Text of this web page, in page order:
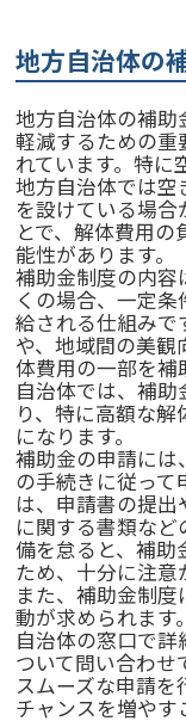
地方自治体の
地方自治体の補助
軽減するための重
れています。特に
地方自治体では空
を設けている場合
とで、解体費用
能性があります。
補助金制度の内容
くの場合、一定
給される仕組みで
や、地域間の美
体費用の一部を補
自治体では、補
り、特に高額な
になります。
補助金の申請には
の手続きに従って
は、申請書の提
に関する書類な
備を怠ると、補助
ため、十分に注意
また、補助金制
動が求められます
自治体の窓口で
ついて問い合わせ
スムーズな申請
チャンスを増やす